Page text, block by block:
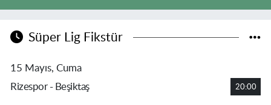
Süper Lig Fikstür
15 Mayıs, Cuma
Rizespor - Beşiktaş
20:00